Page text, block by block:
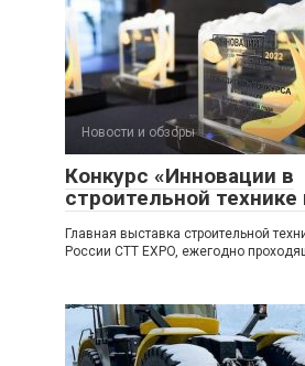
Новости и обзоры
Конкурс «Инновации в
строительной технике
Главная выставка строительной
России CTT EXPO, ежегодно